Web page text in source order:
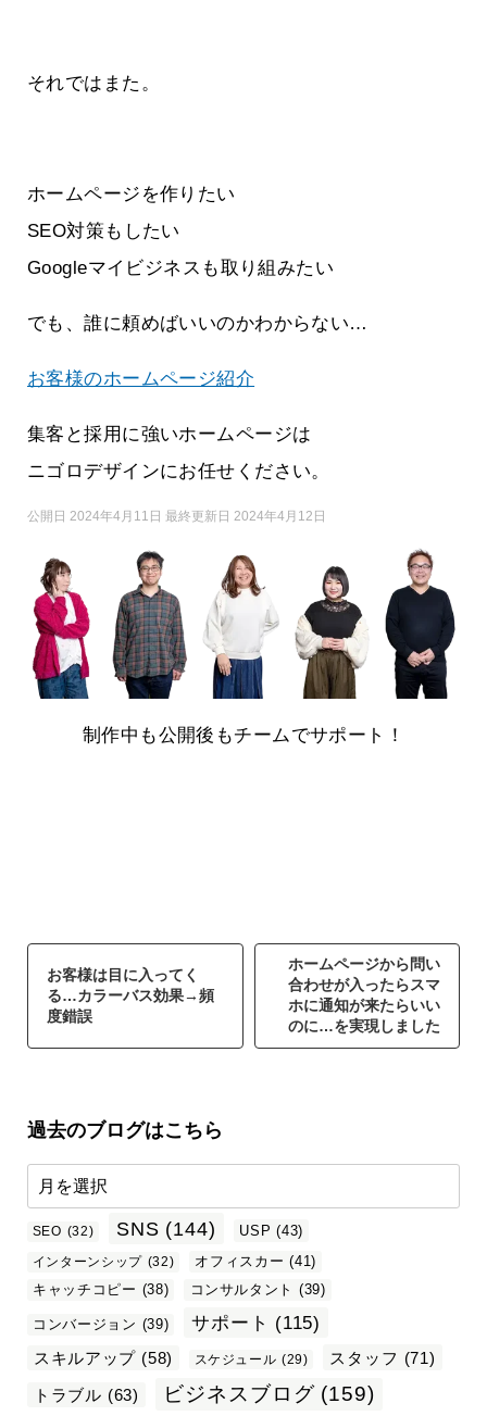
それではまた。
ホームページを作りたい
SEO対策もしたい
Googleマイビジネスも取り組みたい
でも、誰に頼めばいいのかわからない…
お客様のホームページ紹介
集客と採用に強いホームページは
ニゴロデザインにお任せください。
公開日 2024年4月11日 最終更新日 2024年4月12日
制作中も公開後もチームでサポート！
お客様は目に入ってく
る…カラーバス効果→頻
度錯誤
ホームページから問い
合わせが入ったらスマ
ホに通知が来たらいい
のに…を実現しました
過去のブログはこちら
SEO (32) SNS (144) USP (43)
インターンシップ (32) オフィスカー (41)
キャッチコピー (38) コンサルタント (39)
コンバージョン (39) サポート (115)
スキルアップ (58) スケジュール (29) スタッフ (71)
トラブル (63) ビジネスブログ (159)